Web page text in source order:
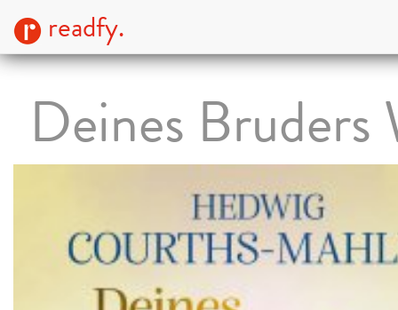
readfy.
Deines Bruders